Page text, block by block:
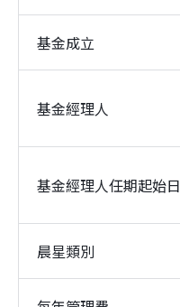
基金成立
基金經理人
基金經理人任期起始日
晨星類別